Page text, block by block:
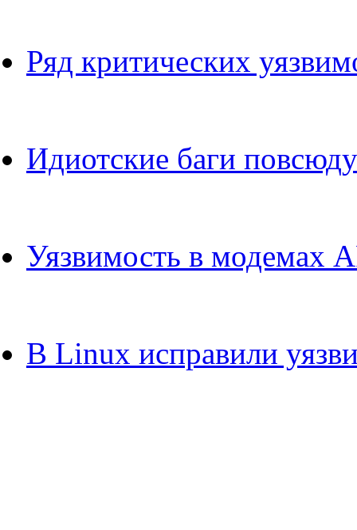
Ряд критических
Идиотские баги
Уязвимость в модемах
В Linux исправили